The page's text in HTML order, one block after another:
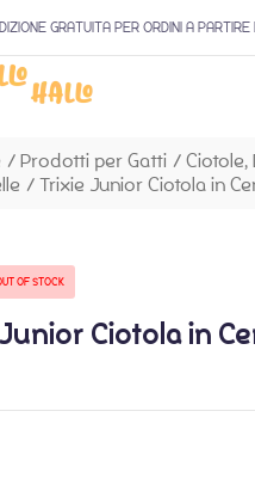
GRATUITA PER ORDINI A PARTIRE
/ Prodotti per Gatti / Ciotole,
/ Trixie Junior Ciotola in
OF STOCK
Ciotola in